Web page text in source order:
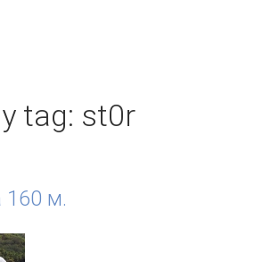
tag: st0r
160 м.